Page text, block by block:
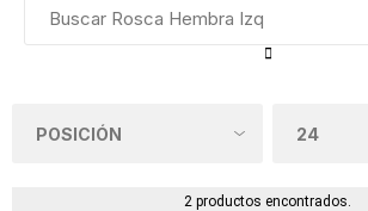
2 productos encontrados.